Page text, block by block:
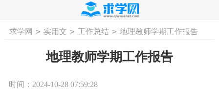
首页 工作计划 活动计划 学习计划
求学网 > 实用文 > 工作总结 > 地理教师学期工作报告
地理教师学期工作报告
时间：2024-10-28 07:59:28